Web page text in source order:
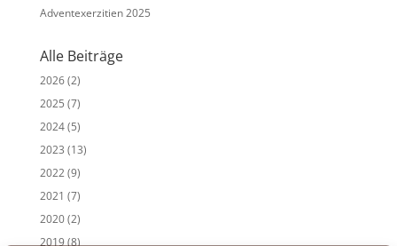
Adventexerzitien 2025
Alle Beiträge
2026(2)
2025 (7)
2024(5)
2023 (13)
2022(9)
2021 (7)
2020(2)
2019(8)